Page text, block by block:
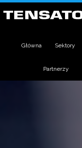
Główna Sektory
Partnerzy